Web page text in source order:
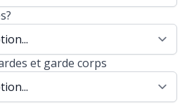
et garde corps